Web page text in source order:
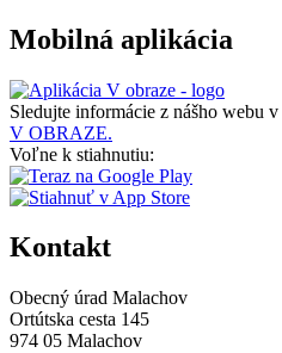
Mobilná aplikácia
Sledujte informácie z nášho webu v
V OBRAZE.
Voľne k stiahnutiu:
Kontakt
Obecný úrad Malachov
Ortútska cesta 145
974 05 Malachov